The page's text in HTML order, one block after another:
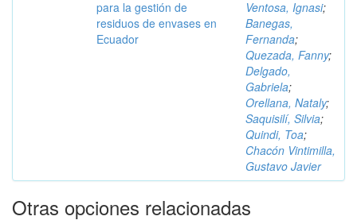
para la gestión de
residuos de envases en
Ecuador
Ventosa, Ignasi;
Banegas,
Fernanda;
Quezada, Fanny;
Delgado,
Gabriela;
Orellana, Nataly;
Saquisilí, Silvia;
Quindi, Toa;
Chacón Vintimilla,
Gustavo Javier
Otras opciones relacionadas